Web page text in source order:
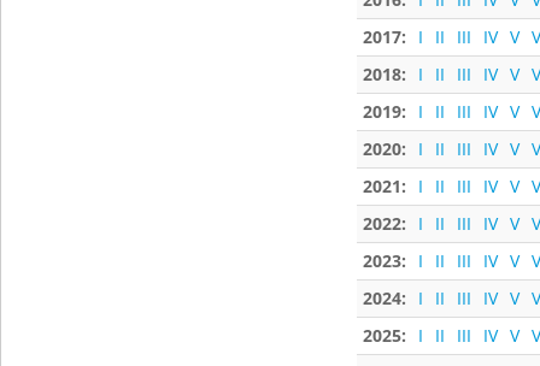
2017:
I II III IV V
2018:
I II III IV V
2019:
I II III IV V
2020:
I II III IV V
2021:
I II III IV V
2022:
I II III IV V
2023:
I II III IV V
2024:
I II III IV V
2025:
I II III IV V